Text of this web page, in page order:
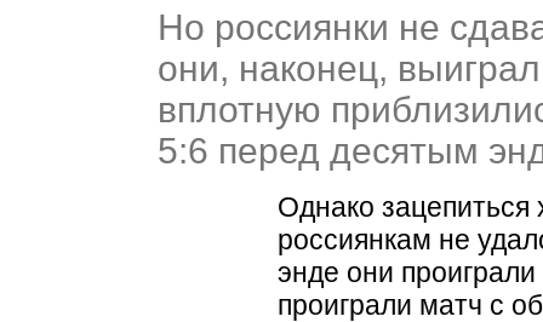
Но россиянки не
они, наконец,
вплотную
5:6 перед десятым
Однако зацепиться
россиянкам не
энде они
проиграли матч с